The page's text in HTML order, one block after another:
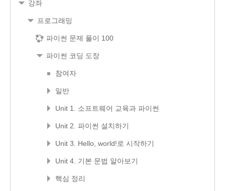
강좌
프로그래밍
파이썬 문제 풀이 100
파이썬 코딩 도장
참여자
일반
Unit 1. 소프트웨어 교육과 파이썬
Unit 2. 파이썬 설치하기
Unit 3. Hello, world!로 시작하기
Unit 4. 기본 문법 알아보기
핵심 정리